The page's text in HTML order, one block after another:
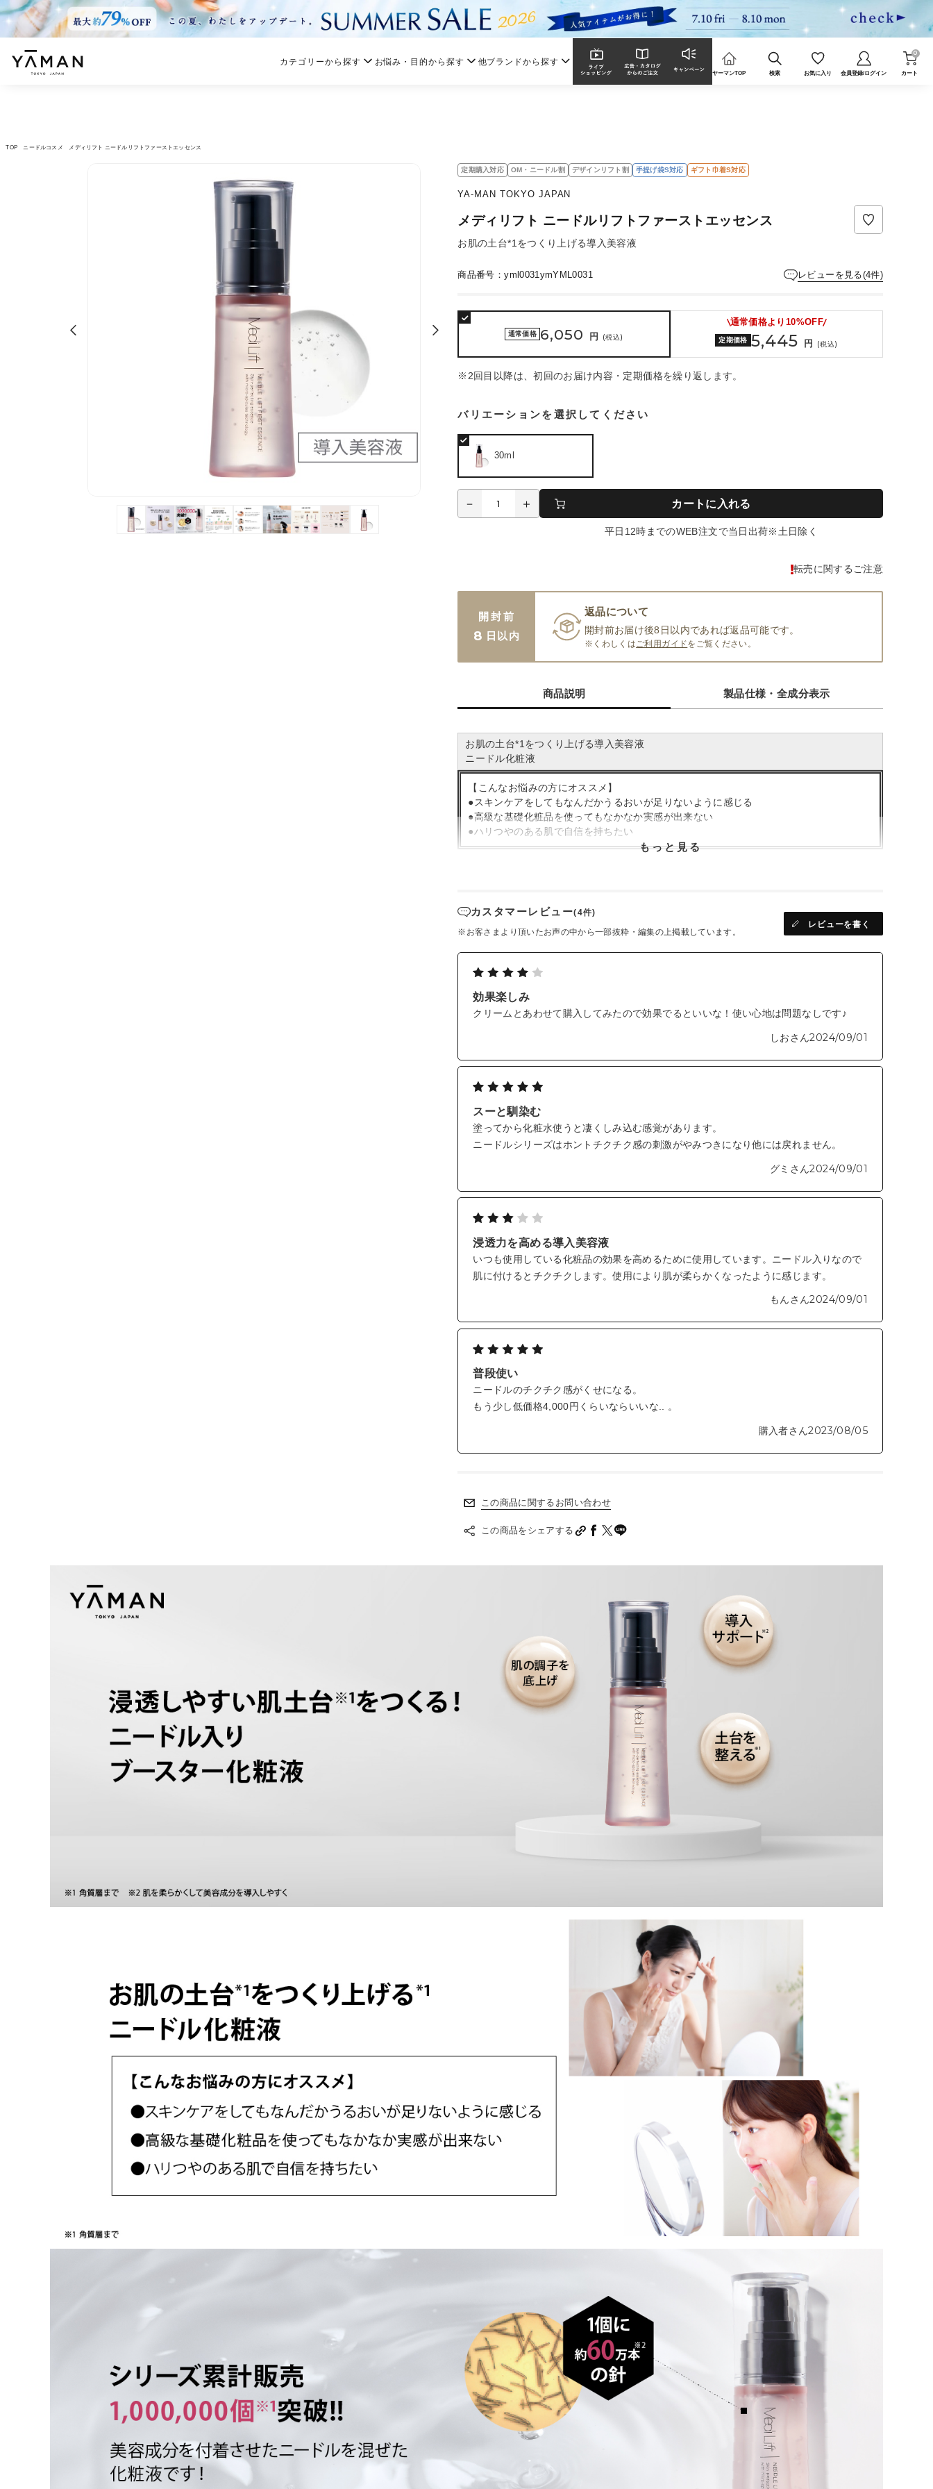
カテゴリーから探す お悩み・目的から探す 他ブランドから探す
ヤーマンTOP 検索 お気に入り 会員登録/ログイン カート
0
TOP ニードルコスメ メディリフト ニードルリフトファーストエッセンス
定期購入対応 OM・ニードル割 デザインリフト割 手提げ袋S対応 ギフト巾着S対応
YA-MAN TOKYO JAPAN
メディリフト ニードルリフトファーストエッセンス
お肌の土台*1をつくり上げる導入美容液
商品番号：yml0031ymYML0031 レビューを見る(4件)
通常価格 6,050 円 (税込)
通常価格より 10%OFF
定期価格 5,445 円 (税込)
※2回目以降は、初回のお届け内容・定期価格を繰り返します。
バリエーションを選択してください
30ml
カートに入れる
平日12時までのWEB注文で当日出荷※土日除く
転売に関するご注意
開封前
8 日以内
返品について
開封前お届け後8日以内であれば返品可能です。
※くわしくは ご利用ガイドをご覧ください。
商品説明 製品仕様・全成分表示
お肌の土台*1をつくり上げる導入美容液
ニードル化粧液
【こんなお悩みの方にオススメ】
●スキンケアをしてもなんだかうるおいが足りないように感じる
●高級な基礎化粧品を使ってもなかなか実感が出来ない
●ハリつやのある肌で自信を持ちたい
角質層を柔らかくする成分を配合することにより、
美容成分を付着させたニードルの導入をサポートします。
とろみのあるテクスチャーのため、お肌全体に密着。
自の美容成分を届けます。
角質そのものではなく、角質の結合に入り込むことで、余分な角質を取り去り、お肌を耕す
ように柔らかくします。
水にも油にも溶解する特殊なオイル。通常だとお肌の油分に弾かれてしまう水溶性のうるお
いや美容成分と結合することで、角質層のすみずみまで引き込みます*1。
●アクアコースター
個人差はありますがピリピリと刺激を感じる方もいます。
*1 角質層まで
*2 製造上、本数には若干の変動があります
*3 整肌成分(加水分解カイメン)
もっと見る
カスタマーレビュー(4件)
※お客さまより頂いたお声の中から一部抜粋・編集の上掲載しています。
レビューを書く
効果楽しみ
クリームとあわせて購入してみたので効果でるといいな！使い心地は問題なしです♪
しおさん2024/09/01
スーと馴染む
塗ってから化粧水使うと凄くしみ込む感覚があります。
ニードルシリーズはホントチクチク感の刺激がやみつきになり他には戻れません。
グミさん2024/09/01
浸透力を高める導入美容液
いつも使用している化粧品の効果を高めるために使用しています。ニードル入りなので
肌に付けるとチクチクします。使用により肌が柔らかくなったように感じます。
もんさん2024/09/01
普段使い
ニードルのチクチク感がくせになる。
もう少し低価格4,000円くらいならいいな.. 。
購入者さん2023/08/05
この商品に関するお問い合わせ
この商品をシェアする